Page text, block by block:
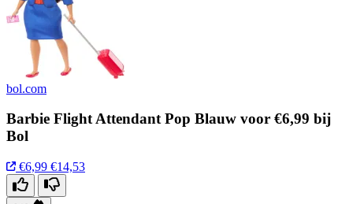
bol.com
Barbie Flight Attendant Pop Blauw voor €6,99 bij
Bol
€6,99 €14,53